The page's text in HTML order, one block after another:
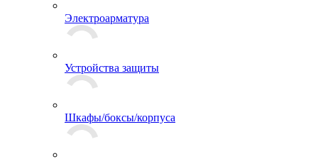
Электроарматура
Устройства защиты
Шкафы/боксы/корпуса